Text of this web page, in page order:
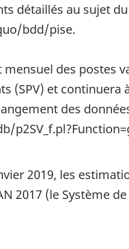
détaillés au sujet
bdd/pise.
des postes
(SPV) et
des
2019, les
2017 (le Système